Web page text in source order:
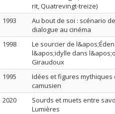
rit, Quatrevingt-treize)
1993
Au bout de soi : scénario
dialogue au cinéma
1998
Le sourcier de
l&apos;idylle dans
Giraudoux
1995
Idées et figures
camusien
2020
Sourds et muets entre
Lumières